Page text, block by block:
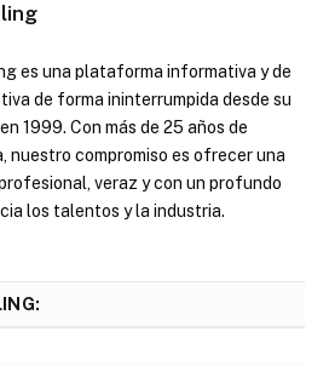
es una plataforma informativa y de
de forma ininterrumpida desde su
1999. Con más de 25 años de
nuestro compromiso es ofrecer una
veraz y con un profundo
los talentos y la industria.